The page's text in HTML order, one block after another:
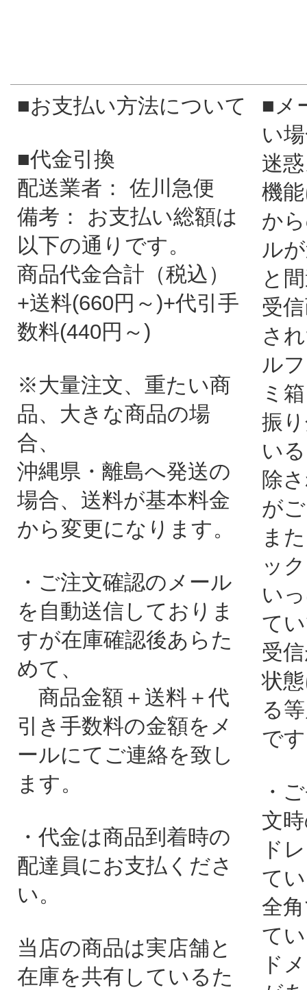
■お支払い方法について
■代金引換
配送業者： 佐川急便
備考： お支払い総額は
以下の通りです。
商品代金合計（税込）
+送料(660円～)+代引手
数料(440円～)
※大量注文、重たい商
品、大きな商品の場
合、
沖縄県・離島へ発送の
場合、送料が基本料金
から変更になります。
・ご注文確認のメール
を自動送信しておりま
すが在庫確認後あらた
めて、
商品金額＋送料＋代
引き手数料の金額をメ
ールにてご連絡を致し
ます。
・代金は商品到着時の
配達員にお支払くださ
い。
当店の商品は実店舗と
在庫を共有しているた
■メ
い
迷
機
か
ル
と
受
さ
ル
ミ
振
い
除
が
ま
ッ
い
て
受
状
る
で
・
文
ド
て
全
て
ド